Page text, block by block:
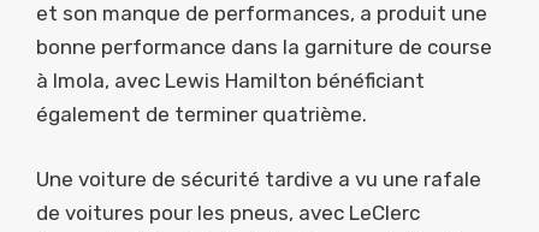
et son manque de performances, a produit une
bonne performance dans la garniture de course
à Imola, avec Lewis Hamilton bénéficiant
également de terminer quatrième.
Une voiture de sécurité tardive a vu une rafale
de voitures pour les pneus, avec LeClerc